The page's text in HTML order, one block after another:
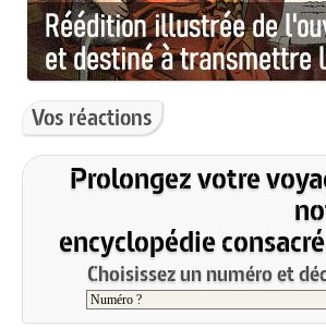
Vos réactions
Prolongez votre
encyclopédie
Choisissez un numéro et